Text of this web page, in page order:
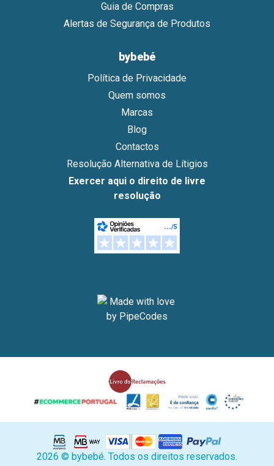
Guia de Compras
Alertas de Segurança de Produtos
bybebé
Política de Privacidade
Quem somos
Marcas
Blog
Contactos
Resolução Alternativa de Lítigios
Exercer aqui o direito de livre
resolução
2026 © bybebé. Todos os direitos reservados.